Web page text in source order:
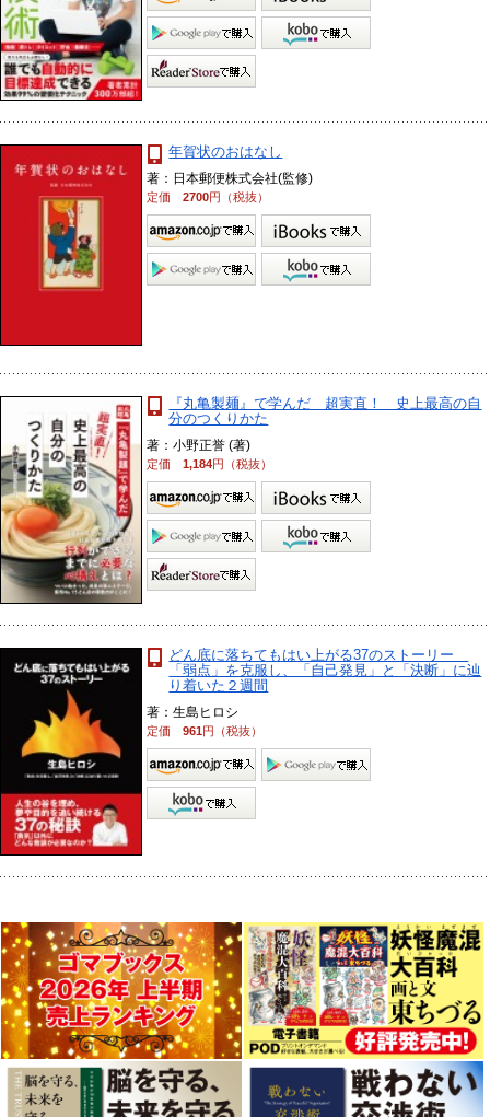
年賀状のおはなし
著：日本郵便株式会社(監修)
定価2700円（税抜）
『丸亀製麺』で学んだ 超実直！ 史上最高の自
分のつくりかた
著：小野正誉 (著)
定価1,184円（税抜）
どん底に落ちてもはい上がる37のストーリー
「弱点」を克服し、「自己発見」と「決断」に辿
り着いた２週間
著：生島ヒロシ
定価961円（税抜）